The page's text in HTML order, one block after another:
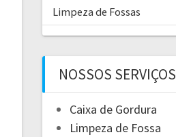
Limpeza de Fossas
NOSSOS SERVIÇOS
Caixa de Gordura
Limpeza de Fossa